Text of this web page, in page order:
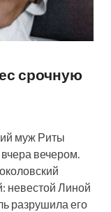
срочную
муж Риты
вечером.
невестой Линой
разрушила его